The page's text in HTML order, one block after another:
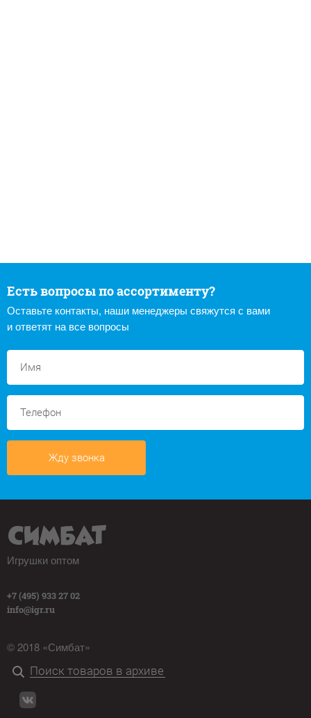
Есть вопросы по ассортименту?
Оставьте контакты, наши менеджеры свяжутся с вами
и ответят на все вопросы
Жду звонка
Игрушки оптом
+7 (495) 933 27 02
info@igr.ru
© 2018 «Симбат»